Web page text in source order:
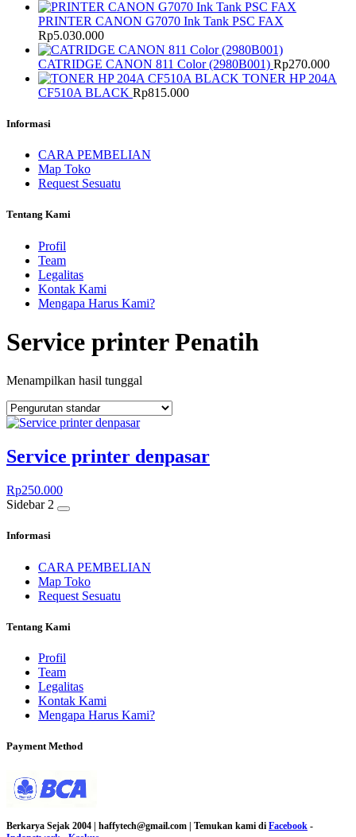
PRINTER CANON G7070 Ink Tank PSC FAX
Rp5.030.000
CATRIDGE CANON 811 Color (2980B001) Rp270.000
TONER HP 204A
CF510A BLACK Rp815.000
Informasi
CARA PEMBELIAN
Map Toko
Request Sesuatu
Tentang Kami
Profil
Team
Legalitas
Kontak Kami
Mengapa Harus Kami?
Service printer Penatih
Menampilkan hasil tunggal
Service printer denpasar
Rp250.000
Sidebar 2
Informasi
CARA PEMBELIAN
Map Toko
Request Sesuatu
Tentang Kami
Profil
Team
Legalitas
Kontak Kami
Mengapa Harus Kami?
Payment Method
Berkarya Sejak 2004 | haffytech@gmail.com | Temukan kami di Facebook -